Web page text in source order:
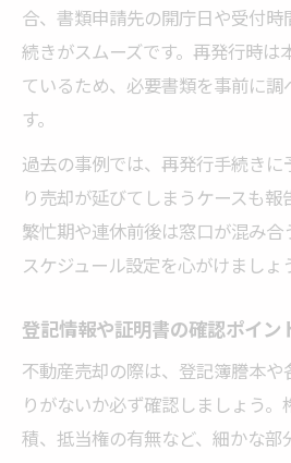
合、書類申請先の開庁日や受付
続きがスムーズです。再発行時は
ているため、必要書類を事前に調
す。
過去の事例では、再発行手続き
り売却が延びてしまうケースも報
繁忙期や連休前後は窓口が混み
スケジュール設定を心がけましょ
登記情報や証明書の確認ポイン
不動産売却の際は、登記簿謄本
りがないか必ず確認しましょう
積、抵当権の有無など、細かな部